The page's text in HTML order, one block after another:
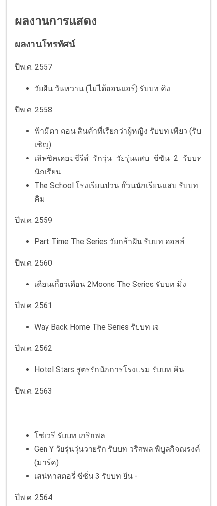
ผลงานการแสดง
ผลงานโทรทัศน์
ปีพ.ศ. 2557
วัยฝัน วันหวาน (ไม่ได้ออนแอร์) รับบท คิง
ปีพ.ศ. 2558
ฟ้ามีตา ตอน สินค้าที่เรียกว่าผู้หญิง รับบท เพียว (รับ
เชิญ)
เลิฟซิคเดอะซีรีส์ รักวุ่น วัยรุ่นแสบ ซีซัน 2 รับบท
นักเรียน
The School โรงเรียนป่วน ก๊วนนักเรียนแสบ รับบท
คิม
ปีพ.ศ. 2559
Part Time The Series วัยกล้าฝัน รับบท ฮอลล์
ปีพ.ศ. 2560
เดือนเกี้ยวเดือน 2Moons The Series รับบท มิ่ง
ปีพ.ศ. 2561
Way Back Home The Series รับบท เจ
ปีพ.ศ. 2562
Hotel Stars สูตรรักนักการโรงแรม รับบท คิน
ปีพ.ศ. 2563
โซ่เวรี รับบท เกริกพล
Gen Y วัยรุ่นวุ่นวายรัก รับบท วริศพล พิบูลกิจณรงค์
(มาร์ค)
เสน่หาสตอรี่ ซีซั่น 3 รับบท ยีน -
ปีพ.ศ. 2564